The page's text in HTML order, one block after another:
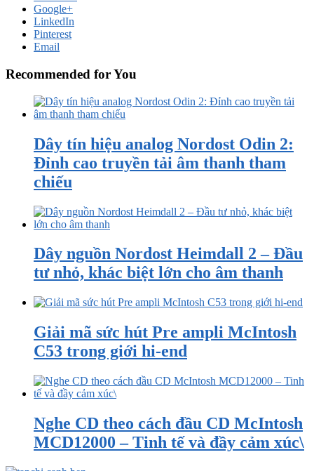
Google+
LinkedIn
Pinterest
Email
Recommended for You
Dây tín hiệu analog Nordost Odin 2:
Đỉnh cao truyền tải âm thanh tham
chiếu
Dây nguồn Nordost Heimdall 2 – Đầu
tư nhỏ, khác biệt lớn cho âm thanh
Giải mã sức hút Pre ampli McIntosh
C53 trong giới hi-end
Nghe CD theo cách đầu CD McIntosh
MCD12000 – Tinh tế và đầy cảm xúc\